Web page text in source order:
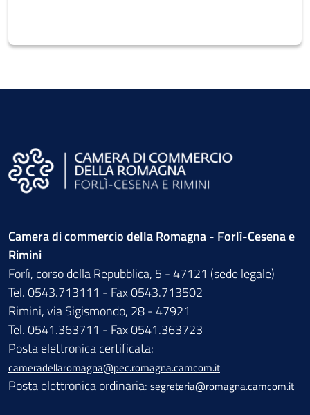
Camera di commercio della Romagna - Forlì-Cesena e
Rimini
Forlì, corso della Repubblica, 5 - 47121 (sede legale)
Tel. 0543.713111 - Fax 0543.713502
Rimini, via Sigismondo, 28 - 47921
Tel. 0541.363711 - Fax 0541.363723
Posta elettronica certificata:
cameradellaromagna@pec.romagna.camcom.it
Posta elettronica ordinaria: segreteria@romagna.camcom.it